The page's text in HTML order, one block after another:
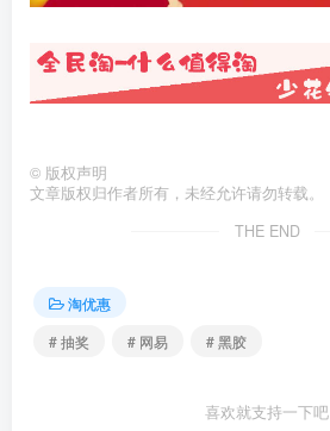
© 版权声明
文章版权归作者所有，未经允许请勿转载。
THE END
淘优惠
# 抽奖
# 网易 # 黑胶
喜欢就支持一下吧